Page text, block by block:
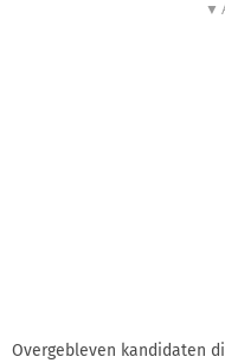
▼
Overgebleven kandidaten